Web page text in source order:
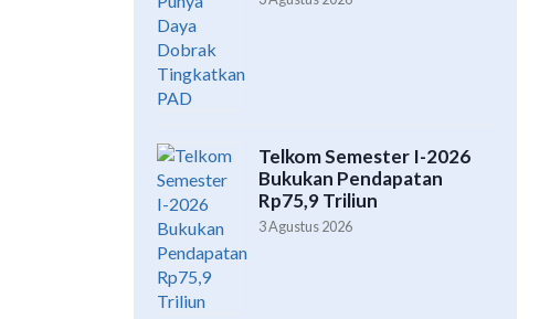
Telkom Semester I-2026
Bukukan Pendapatan
Rp75,9 Triliun
3 Agustus 2026